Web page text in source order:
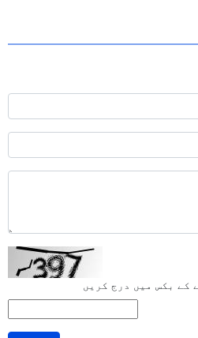
کے بکس میں درج کریں